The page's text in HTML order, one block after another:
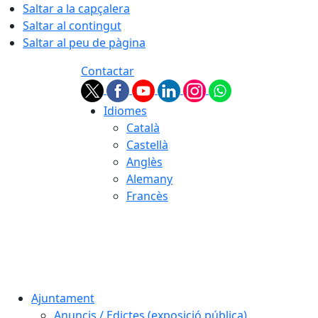
Saltar a la capçalera
Saltar al contingut
Saltar al peu de pàgina
Contactar
Idiomes
Català
Castellà
Anglès
Alemany
Francès
Ajuntament